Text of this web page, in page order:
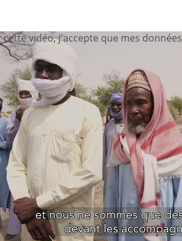
vidéo, j'accepte que mes